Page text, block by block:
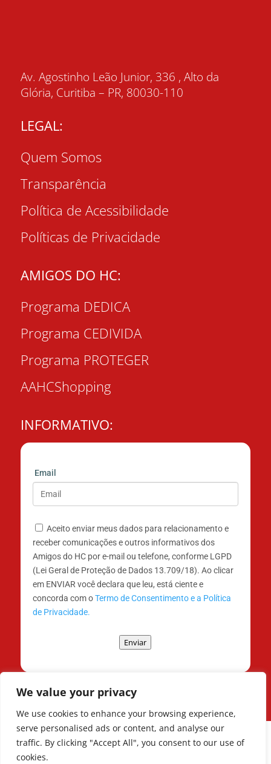
We value your privacy
We use cookies to enhance your browsing experience,
serve personalised ads or content, and analyse our
traffic. By clicking "Accept All", you consent to our use of
cookies.
Av. Agostinho Leão Junior, 336 , Alto da
Glória, Curitiba – PR, 80030-110
LEGAL:
Quem Somos
Transparência
Política de Acessibilidade
Políticas de Privacidade
AMIGOS DO HC:
Programa DEDICA
Programa CEDIVIDA
Programa PROTEGER
AAHCShopping
INFORMATIVO:
Email
Aceito enviar meus dados para relacionamento e
receber comunicações e outros informativos dos
Amigos do HC por e-mail ou telefone, conforme LGPD
(Lei Geral de Proteção de Dados 13.709/18). Ao clicar
em ENVIAR você declara que leu, está ciente e
concorda com oTermo de Consentimento e a Política
de Privacidade.
Enviar